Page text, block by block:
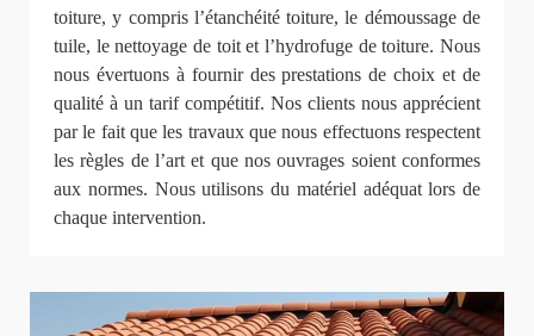
toiture, y compris l’étanchéité toiture, le démoussage de
tuile, le nettoyage de toit et l’hydrofuge de toiture. Nous
nous évertuons à fournir des prestations de choix et de
qualité à un tarif compétitif. Nos clients nous apprécient
par le fait que les travaux que nous effectuons respectent
les règles de l’art et que nos ouvrages soient conformes
aux normes. Nous utilisons du matériel adéquat lors de
chaque intervention.